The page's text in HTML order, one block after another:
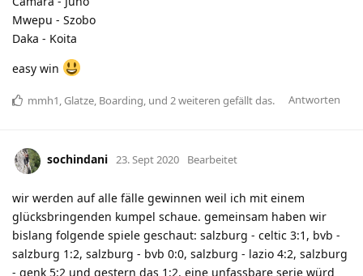
Mwepu - Szobo
Daka - Koita
easy win
Antworten
mmh1 Glatze Boarding , und 2weiteren gefällt das.
sochindani 23. Sept 2020 Bearbeitet
wir werden auf alle fälle gewinnen weil ich mit einem
glücksbringenden kumpel schaue. gemeinsam haben wir
bislang folgende spiele geschaut: salzburg - celtic 3:1, bvb -
salzburg 1:2, salzburg - bvb 0:0, salzburg - lazio 4:2, salzburg
- genk 5:2 und gestern das 1:2. eine unfassbare serie würd